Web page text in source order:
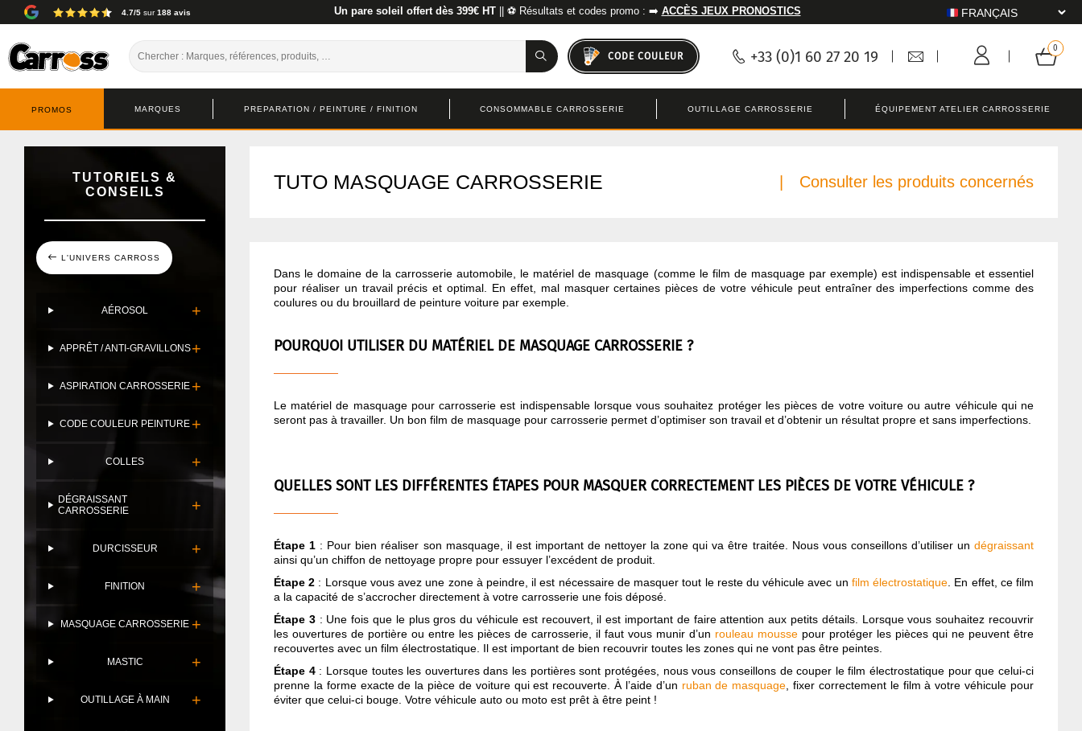
4.7/5 sur188 avis Un pare soleil offert dès 399€ HT|| ⚽ Résultats et codes promo : ➡️ ACCÈS JEUX PRONOSTICS
CODE COULEUR +33 (0)1 60 27 20 19
PREPARATION / PEINTURE / FINITION CONSOMMABLE CARROSSERIE OUTILLAGE CARROSSERIE ÉQUIPEMENT ATELIER CARROSSERIE
MARQUES
PROMOS
TUTORIELS &
CONSEILS
L'UNIVERS CARROSS
AÉROSOL
APPRÊT / ANTI-GRAVILLONS
ASPIRATION CARROSSERIE
CODE COULEUR PEINTURE
COLLES
DÉGRAISSANT
CARROSSERIE
DURCISSEUR
FINITION
MASQUAGE CARROSSERIE
MASTIC
OUTILLAGE À MAIN
TUTO MASQUAGE CARROSSERIE Consulter les produits concernés
Dans le domaine de la carrosserie automobile, le matériel de masquage (comme le film de masquage par exemple) est indispensable et essentiel
pour réaliser un travail précis et optimal. En effet, mal masquer certaines pièces de votre véhicule peut entraîner des imperfections comme des
coulures ou du brouillard de peinture voiture par exemple.
POURQUOI UTILISER DU MATÉRIEL DE MASQUAGE CARROSSERIE ?
Le matériel de masquage pour carrosserie est indispensable lorsque vous souhaitez protéger les pièces de votre voiture ou autre véhicule qui ne
seront pas à travailler. Un bon film de masquage pour carrosserie permet d’optimiser son travail et d’obtenir un résultat propre et sans imperfections.
QUELLES SONT LES DIFFÉRENTES ÉTAPES POUR MASQUER CORRECTEMENT LES PIÈCES DE VOTRE VÉHICULE ?
Étape 1 : Pour bien réaliser son masquage, il est important de nettoyer la zone qui va être traitée. Nous vous conseillons d’utiliser undégraissant
ainsi qu’un chiffon de nettoyage propre pour essuyer l’excédent de produit.
Étape 2 : Lorsque vous avez une zone à peindre, il est nécessaire de masquer tout le reste du véhicule avec un film électrostatique . En effet, ce film
a la capacité de s’accrocher directement à votre carrosserie une fois déposé.
Étape 3: Une fois que le plus gros du véhicule est recouvert, il est important de faire attention aux petits détails. Lorsque vous souhaitez recouvrir
les ouvertures de portière ou entre les pièces de carrosserie, il faut vous munir d’un rouleau mousse pour protéger les pièces qui ne peuvent être
recouvertes avec un film électrostatique. Il est important de bien recouvrir toutes les zones qui ne vont pas être peintes.
Étape 4 : Lorsque toutes les ouvertures dans les portières sont protégées, nous vous conseillons de couper le film électrostatique pour que celui-ci
prenne la forme exacte de la pièce de voiture qui est recouverte. À l’aide d’un ruban de masquage , fixer correctement le film à votre véhicule pour
éviter que celui-ci bouge. Votre véhicule auto ou moto est prêt à être peint !